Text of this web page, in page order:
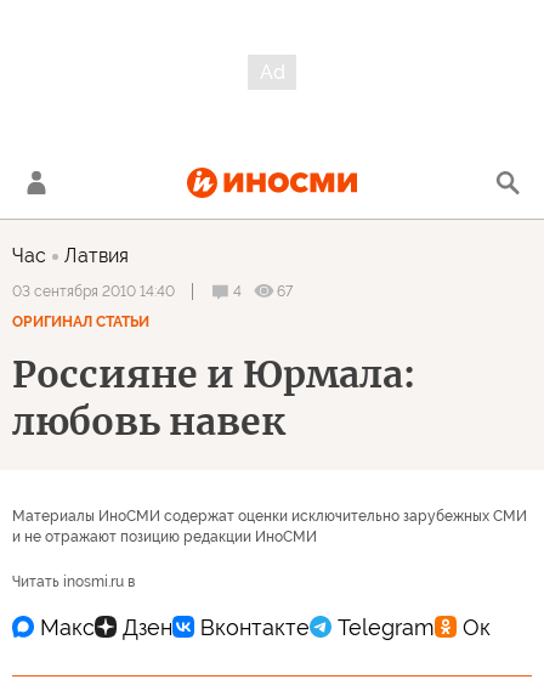
Час Латвия
03 сентября 2010 14:40 4
67
ОРИГИНАЛ СТАТЬИ
Россияне и Юрмала:
любовь навек
Материалы ИноСМИ содержат оценки исключительно зарубежных СМИ
и не отражают позицию редакции ИноСМИ
Читать inosmi.ru в